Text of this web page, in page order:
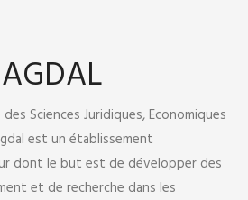
Sciences Juridiques, Economiques
est un établissement
dont le but est de développer des
et de recherche dans les